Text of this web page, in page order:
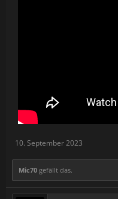
10. September 2023
Mic70 gefällt das.